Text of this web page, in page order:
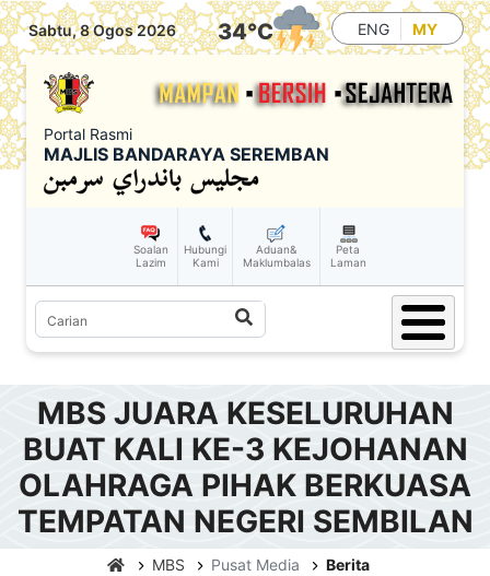
Skip to main content
Sabtu, 8 Ogos 2026 34°C ENG MY
Portal Rasmi
MAJLIS BANDARAYA SEREMBAN
Soalan
Lazim
Hubungi
Kami
Aduan&
Maklumbalas
Peta
Laman
Carian
MBS JUARA KESELURUHAN
BUAT KALI KE-3 KEJOHANAN
OLAHRAGA PIHAK BERKUASA
TEMPATAN NEGERI SEMBILAN
MBS Pusat Media Berita